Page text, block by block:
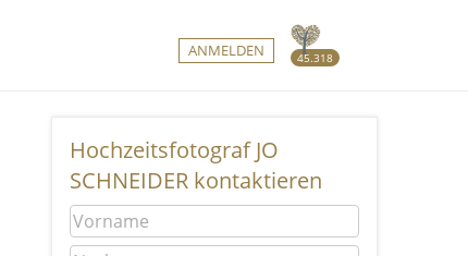
45.318
ANMELDEN
Hochzeitsfotograf JO
SCHNEIDER kontaktieren